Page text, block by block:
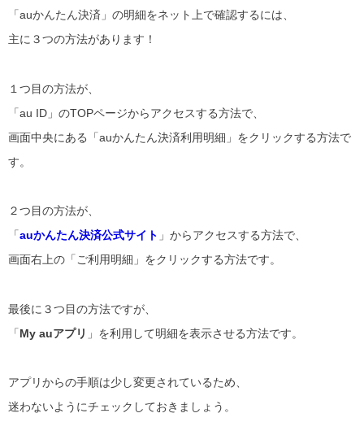
「auかんたん決済」の明細をネット上で確認するには、
主に３つの方法があります！
１つ目の方法が、
「au ID」のTOPページからアクセスする方法で、
画面中央にある「auかんたん決済利用明細」をクリックする方法で
す。
２つ目の方法が、
「auかんたん決済公式サイト 」からアクセスする方法で、
画面右上の「ご利用明細」をクリックする方法です。
最後に３つ目の方法ですが、
「My auアプリ 」を利用して明細を表示させる方法です。
アプリからの手順は少し変更されているため、
迷わないようにチェックしておきましょう。